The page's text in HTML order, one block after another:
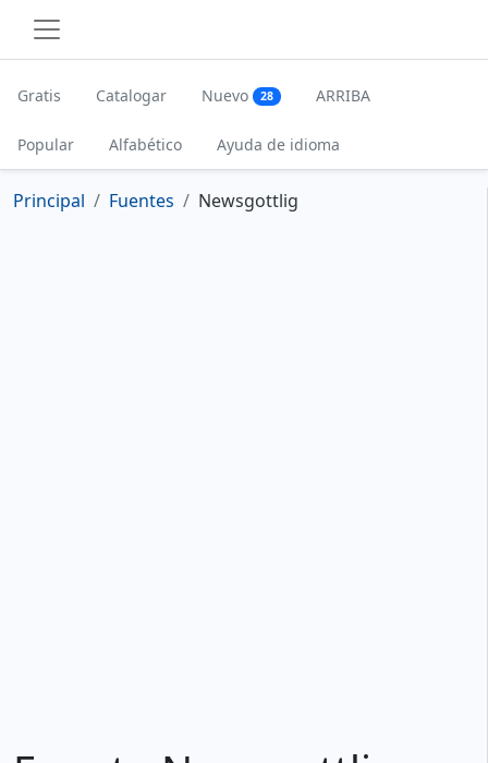
Gratis Catalogar Nuevo 28 ARRIBA
Popular Alfabético Ayuda de idioma
Principal Fuentes Newsgottlig